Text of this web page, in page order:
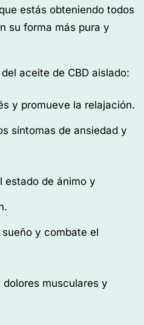
estás obteniendo todos
su forma más pura y
aceite de CBD aislado:
y promueve la relajación.
síntomas de ansiedad y
estado de ánimo y
y combate el
dolores musculares y